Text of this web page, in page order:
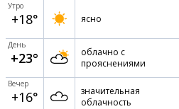
Утро
+18° ясно
День
+23°
облачно с
прояснениями
Вечер
+16°
значительная
облачность